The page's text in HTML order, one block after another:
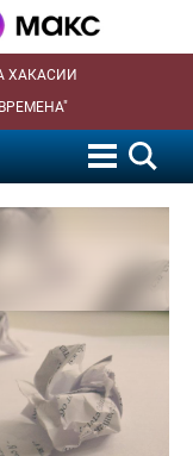
ХАКАСИИ